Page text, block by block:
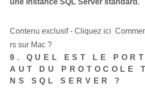
une instance SQL Server standard.
Contenu exclusif - Cliquez ici
rs sur Mac ?
9. QUEL EST LE
AUT DU PROTOCOLE
NS SQL SERVER ?